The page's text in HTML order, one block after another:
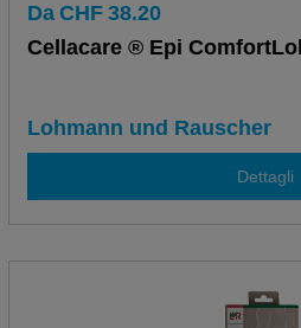
Da CHF 38.20
Cellacare ® Epi
Lohmann und Rauscher
Dettagli